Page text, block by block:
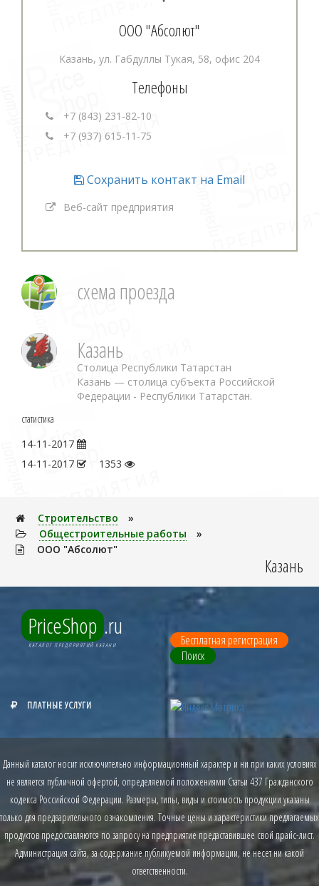
ООО "Абсолют"
Казань, ул. Габдуллы Тукая, 58, офис 204
Телефоны
+7 (843) 231-82-10
+7 (937) 615-11-75
Сохранить контакт на Email
Веб-сайт предприятия
схема проезда
Казань
Столица Республики Татарстан
Казань — столица субъекта Российской
Федерации - Республики Татарстан.
статистика
14-11-2017
14-11-2017
1353
Строительство
»
Общестроительные работы
»
ООО "Абсолют"
Казань
PriceShop .ru
КАТАЛОГ ПРЕДПРИЯТИЙ КАЗАНИ
Бесплатная регистрация
Поиск
ПЛАТНЫЕ УСЛУГИ
Данный каталог носит исключительно информационный характер и ни при каких условиях
не является публичной офертой, определяемой положениями Статьи 437 Гражданского
кодекса Российской Федерации. Размеры, типы, виды и стоимость продукции указаны
только для предварительного ознакомления. Точные цены и характеристики предлагаемых
продуктов предоставляются по запросу на предприятие предаставившее свой прайс-лист.
Администрация сайта, за содержание публикуемой информации, не несет ни какой
ответственности.